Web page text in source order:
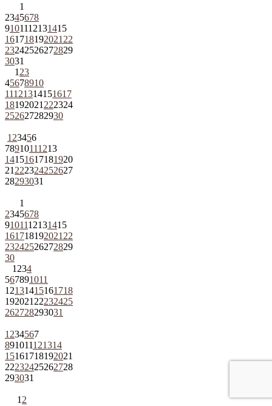
1
2345678
9101112131415
161718192021 22
23242526272829
3031
1 23
45678910
11121314151617
18192021 222324
252627282930
1 23456
78910111213
14151617181920
21 222324252627
28293031
1
2345678
9101112131415
161718192021 22
23242526272829
30
1 234
567891011
12131415161718
192021 22232425
262728293031
1 234567
891011121314
15161718192021
22232425262728
293031
1 2